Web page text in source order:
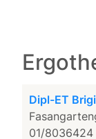
Dipl-ET
01/8036424